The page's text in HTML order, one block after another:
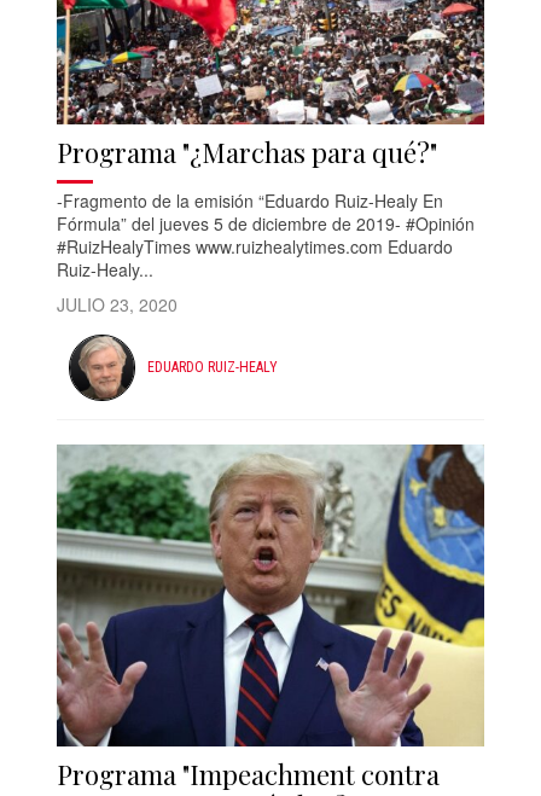
Programa "¿Marchas para qué?"
-Fragmento de la emisión “Eduardo Ruiz-Healy En
Fórmula” del jueves 5 de diciembre de 2019- #Opinión
#RuizHealyTimes www.ruizhealytimes.com Eduardo
Ruiz-Healy...
JULIO 23, 2020
EDUARDO RUIZ-HEALY
Programa "Impeachment contra